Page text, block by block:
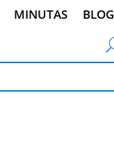
MINUTAS BLOG